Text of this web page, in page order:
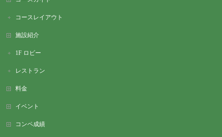
コースレイアウト
施設紹介
1F ロビー
レストラン
料金
イベント
コンペ成績